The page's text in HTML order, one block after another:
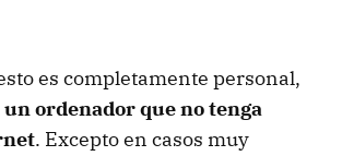
es completamente personal,
ordenador que no tenga
. Excepto en casos muy